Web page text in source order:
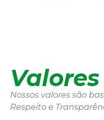
Valores
Nossos valores são
Respeito e